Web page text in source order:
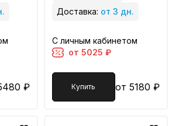
₽
Доставка: от 3 дн.
С личным кабинетом
от 5025 ₽
Купить от 5180 ₽